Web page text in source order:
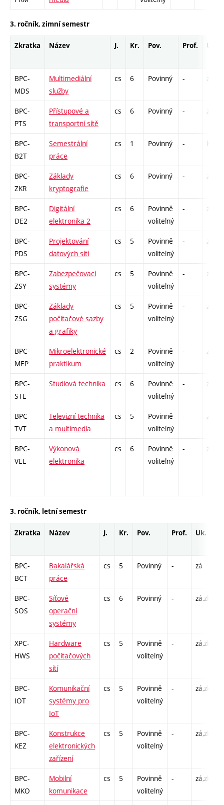
3. ročník, zimní semestr
Zkratka Název J. Kr. Pov. Prof. Uk.
BPC-
MDS
Multimediální
služby
cs 6 Povinný - zá,zk
BPC-
PTS
Přístupové a
transportní sítě
cs 6 Povinný - zá,zk
BPC-
B2T
Semestrální
práce
cs 1 Povinný - kl
BPC-
ZKR
Základy
kryptografie
cs 6 Povinný - zá,zk
BPC-
DE2
Digitální
elektronika 2
cs 6
Povinně
volitelný
- zá,zk
BPC-
PDS
Projektování
datových sítí
cs 5
Povinně
volitelný
- zá,zk
BPC-
ZSY
Zabezpečovací
systémy
cs 5
Povinně
volitelný
- zá,zk
BPC-
ZSG
Základy
počítačové sazby
a grafiky
cs 5
Povinně
volitelný
- zá,zk
BPC-
MEP
Mikroelektronické
praktikum
cs 2
Povinně
volitelný
- zá
BPC-
STE
Studiová technika cs 6
Povinně
volitelný
- zá,zk
BPC-
TVT
Televizní technika
a multimedia
cs 5
Povinně
volitelný
- zá,zk
BPC-
VEL
Výkonová
elektronika
cs 6
Povinně
volitelný
- zá,zk
3. ročník, letní semestr
Zkratka Název J. Kr. Pov. Prof. Uk.
BPC-
BCT
Bakalářská
práce
cs 5 Povinný - zá
BPC-
SOS
Síťové
operační
systémy
cs 6 Povinný - zá,zk
XPC-
HWS
Hardware
počítačových
sítí
cs 5
Povinně
volitelný
- zá,zk
BPC-
IOT
Komunikační
systémy pro
IoT
cs 5
Povinně
volitelný
- zá,zk
BPC-
KEZ
Konstrukce
elektronických
zařízení
cs 5
Povinně
volitelný
- zá,zk
BPC-
MKO
Mobilní
komunikace
cs 5
Povinně
volitelný
- zá,zk